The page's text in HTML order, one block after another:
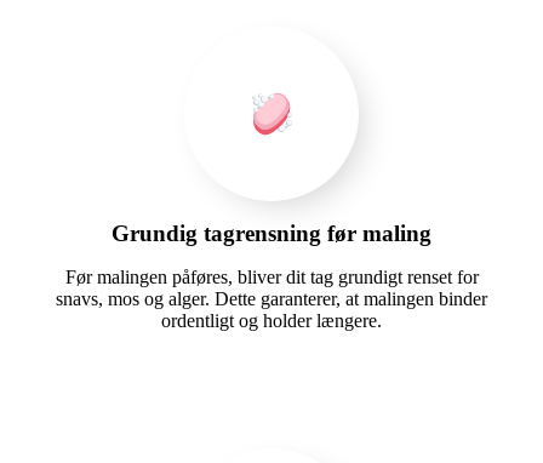
Grundig tagrensning før maling
Før malingen påføres, bliver dit tag grundigt renset for
snavs, mos og alger. Dette garanterer, at malingen binder
ordentligt og holder længere.